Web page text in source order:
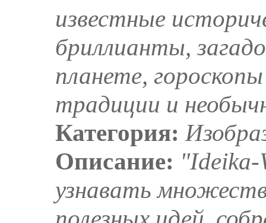
известные
бриллианты,
планете,
традиции и
Категория:
Описание:
узнавать